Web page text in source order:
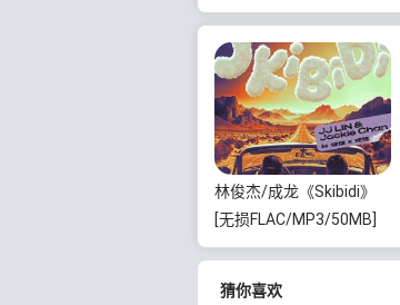
林俊杰/成龙《Skibidi》
[无损FLAC/MP3/50MB]
百度云网盘下载
猜你喜欢